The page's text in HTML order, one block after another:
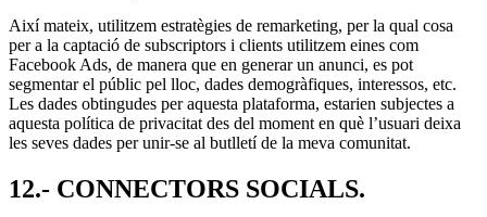
Així mateix, utilitzem estratègies de remarketing, per la qual cosa
per a la captació de subscriptors i clients utilitzem eines com
Facebook Ads, de manera que en generar un anunci, es pot
segmentar el públic pel lloc, dades demogràfiques, interessos, etc.
Les dades obtingudes per aquesta plataforma, estarien subjectes a
aquesta política de privacitat des del moment en què l’usuari deixa
les seves dades per unir-se al butlletí de la meva comunitat.
12.- CONNECTORS SOCIALS.